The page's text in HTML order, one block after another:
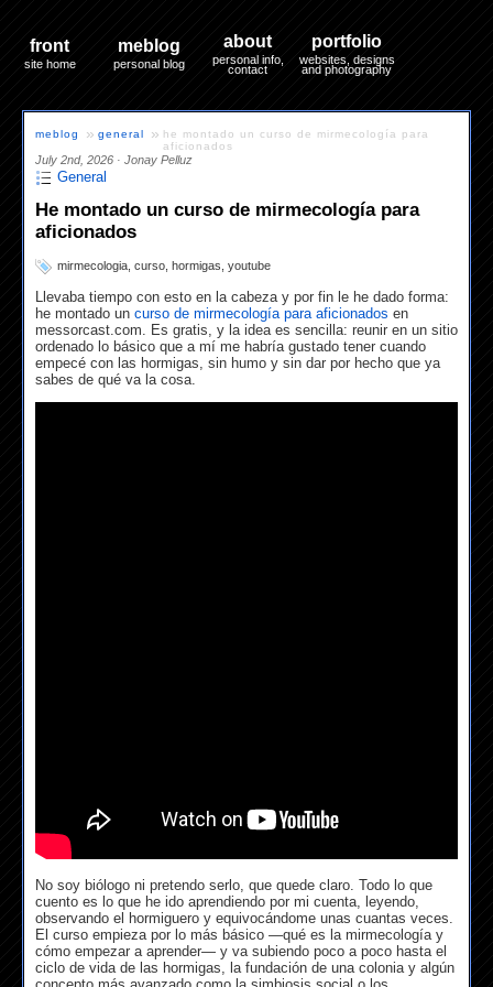
front
site home
meblog
personal blog
about
personal info,
contact
portfolio
websites, designs
and photography
meblog » general » he montado un curso de mirmecología para
aficionados
July 2nd, 2026 · Jonay Pelluz
General
He montado un curso de mirmecología para
aficionados
mirmecologia curso hormigas youtube
Llevaba tiempo con esto en la cabeza y por fin le he dado forma:
he montado un curso de mirmecología para aficionados en
messorcast.com. Es gratis, y la idea es sencilla: reunir en un sitio
ordenado lo básico que a mí me habría gustado tener cuando
empecé con las hormigas, sin humo y sin dar por hecho que ya
sabes de qué va la cosa.
No soy biólogo ni pretendo serlo, que quede claro. Todo lo que
cuento es lo que he ido aprendiendo por mi cuenta, leyendo,
observando el hormiguero y equivocándome unas cuantas veces.
El curso empieza por lo más básico —qué es la mirmecología y
cómo empezar a aprender— y va subiendo poco a poco hasta el
ciclo de vida de las hormigas, la fundación de una colonia y algún